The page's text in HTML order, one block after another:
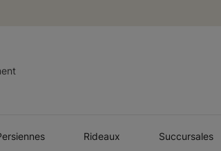
Rideaux Succursales